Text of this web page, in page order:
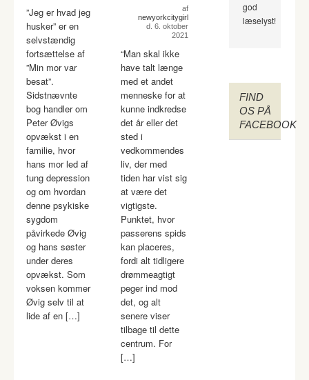
”Jeg er hvad jeg
husker” er en
selvstændig
fortsættelse af
”Min mor var
besat”.
Sidstnævnte
bog handler om
Peter Øvigs
opvækst i en
familie, hvor
hans mor led af
tung depression
og om hvordan
denne psykiske
sygdom
påvirkede Øvig
og hans søster
under deres
opvækst. Som
voksen kommer
Øvig selv til at
lide af en […]
af
newyorkcitygirl
d. 6. oktober
2021
“Man skal ikke
have talt længe
med et andet
menneske for at
kunne indkredse
det år eller det
sted i
vedkommendes
liv, der med
tiden har vist sig
at være det
vigtigste.
Punktet, hvor
passerens spids
kan placeres,
fordi alt tidligere
drømmeagtigt
peger ind mod
det, og alt
senere viser
tilbage til dette
centrum. For
[…]
god
læselyst!
FIND
OS PÅ
FACEBOOK